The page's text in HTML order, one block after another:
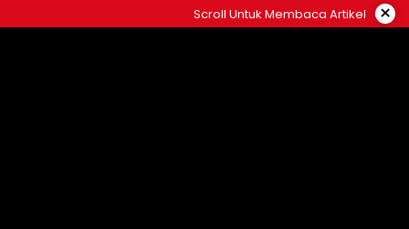
to
Scroll Untuk Membaca Artikel ×